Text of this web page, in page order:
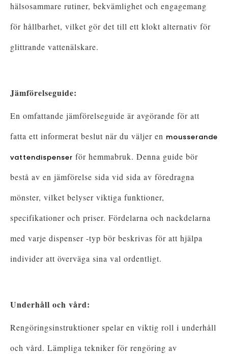
hälsosammare rutiner, bekvämlighet och engagemang
för hållbarhet, vilket gör det till ett klokt alternativ för
glittrande vattenälskare.
Jämförelseguide:
En omfattande jämförelseguide är avgörande för att
fatta ett informerat beslut när du väljer en mousserande
vattendispenser för hemmabruk. Denna guide bör
bestå av en jämförelse sida vid sida av föredragna
mönster, vilket belyser viktiga funktioner,
specifikationer och priser. Fördelarna och nackdelarna
med varje dispenser -typ bör beskrivas för att hjälpa
individer att överväga sina val ordentligt.
Underhåll och vård:
Rengöringsinstruktioner spelar en viktig roll i underhåll
och vård. Lämpliga tekniker för rengöring av